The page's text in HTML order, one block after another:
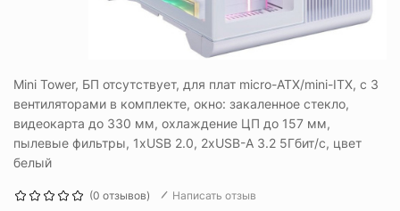
Mini Tower, БП отсутствует, для плат micro-ATX/mini-ITX, с 3
вентиляторами в комплекте, окно: закаленное стекло,
видеокарта до 330 мм, охлаждение ЦП до 157 мм,
пылевые фильтры, 1xUSB 2.0, 2xUSB-A 3.2 5Гбит/с, цвет
белый
(0 отзывов) Написать отзыв